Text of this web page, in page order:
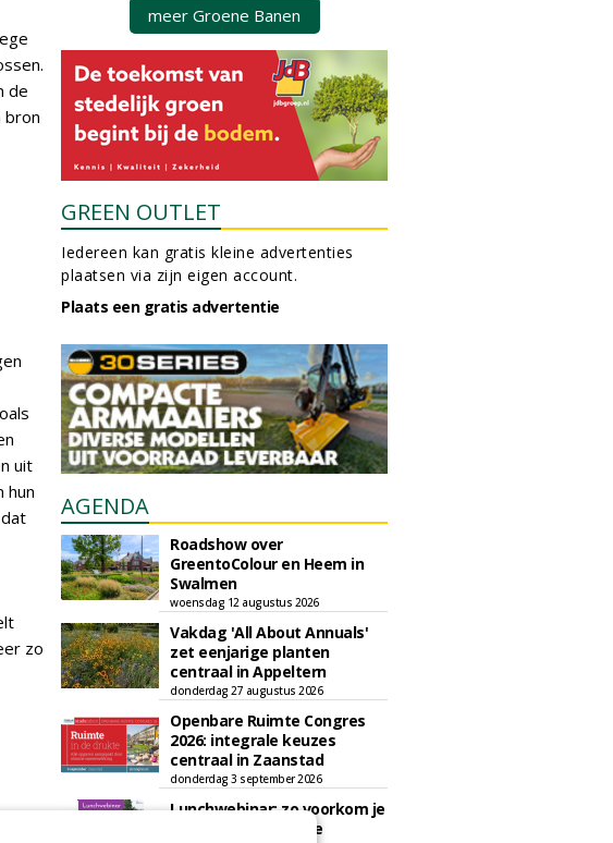
de
bron
uit
hun
zo
meer Groene Banen
GREEN OUTLET
Iedereen kan gratis kleine advertenties
plaatsen via zijn eigen account.
Plaats een gratis advertentie
AGENDA
Roadshow over
GreentoColour en Heem in
Swalmen
woensdag 12 augustus 2026
Vakdag 'All About Annuals'
zet eenjarige planten
centraal in Appeltern
donderdag 27 augustus 2026
Openbare Ruimte Congres
2026: integrale keuzes
centraal in Zaanstad
donderdag 3 september 2026
Lunchwebinar: zo voorkom je
dat natuurinclusieve